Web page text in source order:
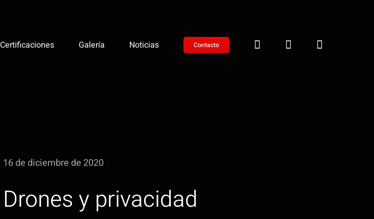
Certificaciones Galería Noticias Contacto
16 de diciembre de 2020
Drones y privacidad